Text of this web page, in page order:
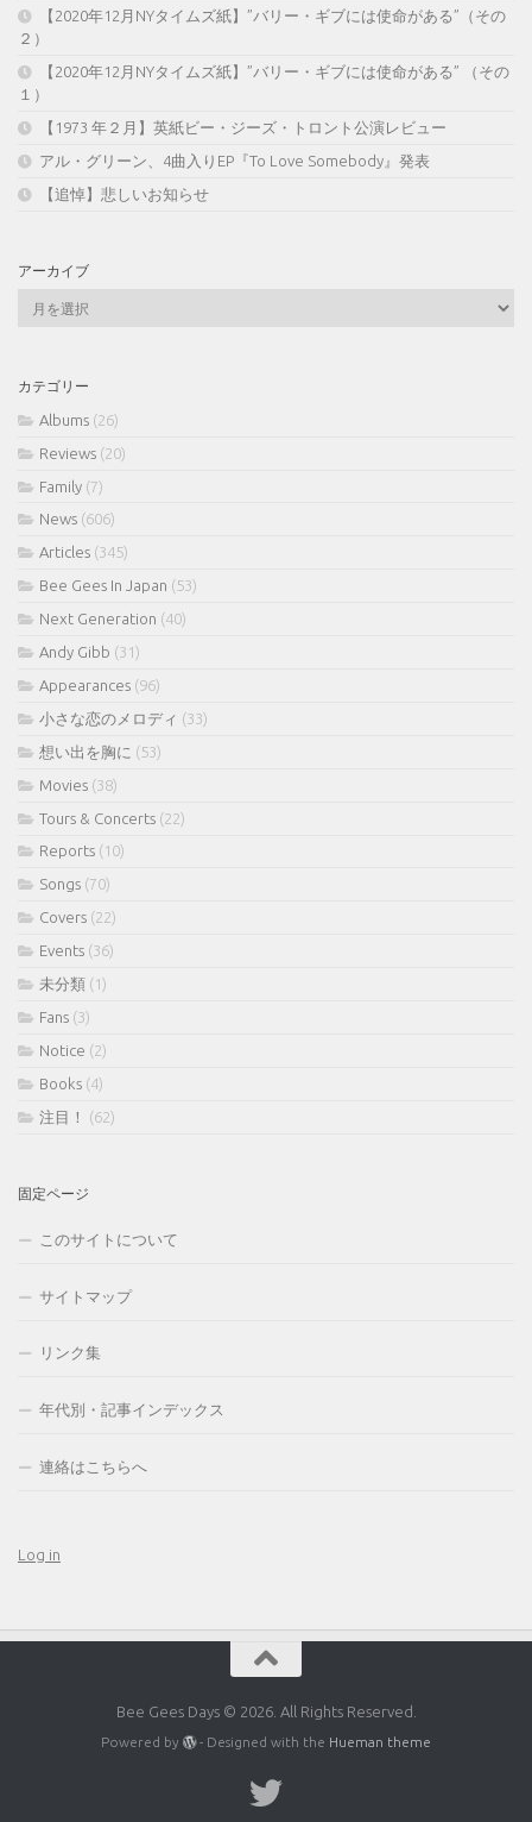
【2020年12月NYタイムズ紙】”バリー・ギブには使命がある”（その
２）
【2020年12月NYタイムズ紙】”バリー・ギブには使命がある” （その
１）
【1973 年２月】英紙ビー・ジーズ・トロント公演レビュー
アル・グリーン、4曲入りEP『To Love Somebody』発表
【追悼】悲しいお知らせ
アーカイブ
ブ
カテゴリー
Albums (26)
Reviews (20)
Family (7)
News (606)
Articles (345)
Bee Gees In Japan (53)
Next Generation (40)
Andy Gibb (31)
Appearances (96)
小さな恋のメロディ (33)
想い出を胸に (53)
Movies (38)
Tours & Concerts (22)
Reports (10)
Songs (70)
Covers (22)
Events (36)
未分類 (1)
Fans (3)
Notice (2)
Books (4)
注目！
(62)
固定ページ
このサイトについて
サイトマップ
リンク集
年代別・記事インデックス
連絡はこちらへ
Log in
Bee Gees Days © 2026. All Rights Reserved.
Powered by - Designed with the Hueman theme